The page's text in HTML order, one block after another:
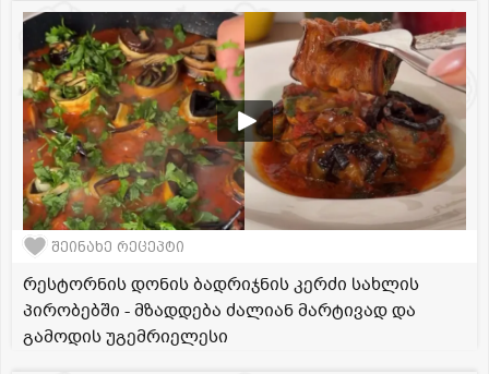
შეინახე რეცეპტი
რესტორნის დონის ბადრიჯნის კერძი სახლის
პირობებში - მზადდება ძალიან მარტივად და
გამოდის უგემრიელესი